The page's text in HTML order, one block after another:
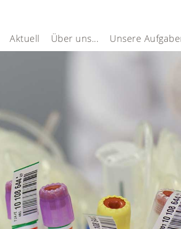
Aktuell Über uns... Unsere